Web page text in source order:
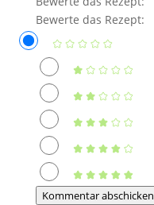
Bewerte das Rezept:
Kommentar abschicken